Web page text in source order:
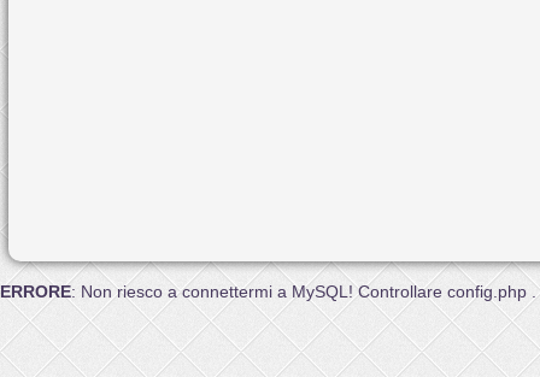
ERRORE: Non riesco a connettermi a MySQL! Controllare config.php .